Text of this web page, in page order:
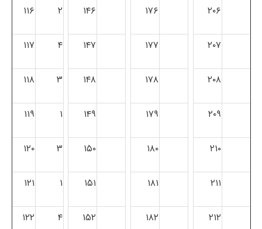
۲۰۶ ۱۷۶ ۱۴۶ ۲ ۱۱۶
۲۰۷ ۱۷۷ ۱۴۷ ۴ ۱۱۷
۲۰۸ ۱۷۸ ۱۴۸ ۳ ۱۱۸
۲۰۹ ۱۷۹ ۱۴۹ ۱ ۱۱۹
۲۱۰ ۱۸۰ ۱۵۰ ۳ ۱۲۰
۲۱۱ ۱۸۱ ۱۵۱ ۱ ۱۲۱
۲۱۲ ۱۸۲ ۱۵۲ ۴ ۱۲۲